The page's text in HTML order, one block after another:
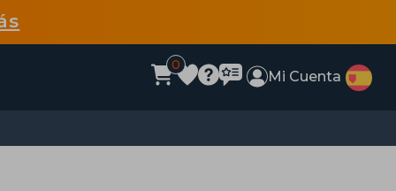
0
Mi Cuenta